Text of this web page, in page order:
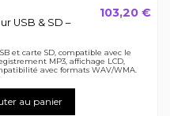
USB & SD –
103,20 €
et carte SD, compatible avec le
MP3, affichage LCD,
avec formats WAV/WMA.
au panier